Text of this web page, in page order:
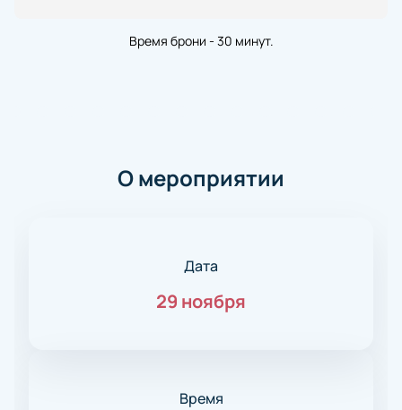
Время брони - 30 минут.
О мероприятии
Дата
29 ноября
Время